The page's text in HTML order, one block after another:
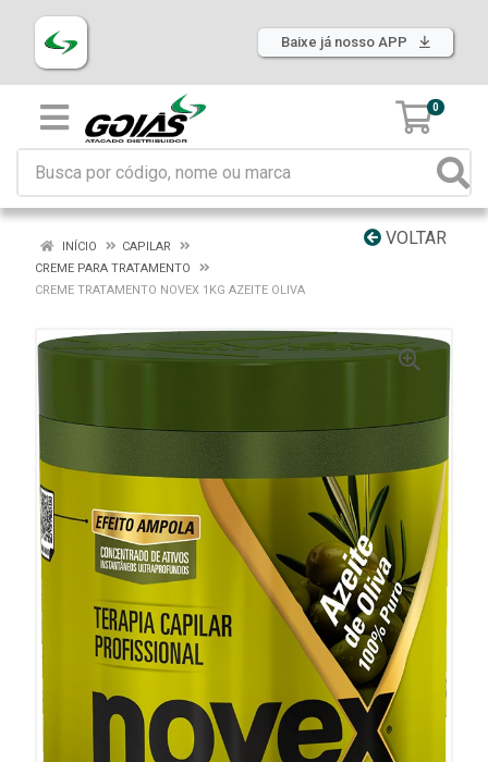
Baixe já nosso APP
0
VOLTAR
INÍCIO
CAPILAR
CREME PARA TRATAMENTO
CREME TRATAMENTO NOVEX 1KG AZEITE OLIVA